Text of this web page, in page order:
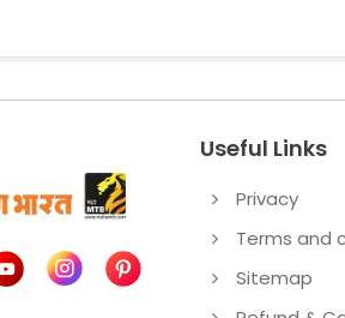
Useful Links
Privacy
Terms and
Sitemap